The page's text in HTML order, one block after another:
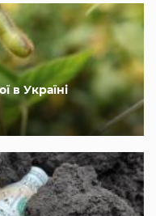
в Україні